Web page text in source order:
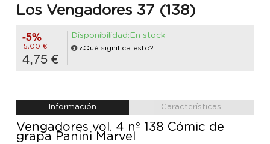
Los Vengadores 37 (138)
-5%
5,00 €
4,75 €
Disponibilidad:En stock
¿Qué significa esto?
Información Características
Vengadores vol. 4 nº 138 Cómic de
grapa Panini Marvel